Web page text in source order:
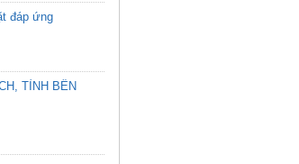
đáp ứng
TỈNH BẾN